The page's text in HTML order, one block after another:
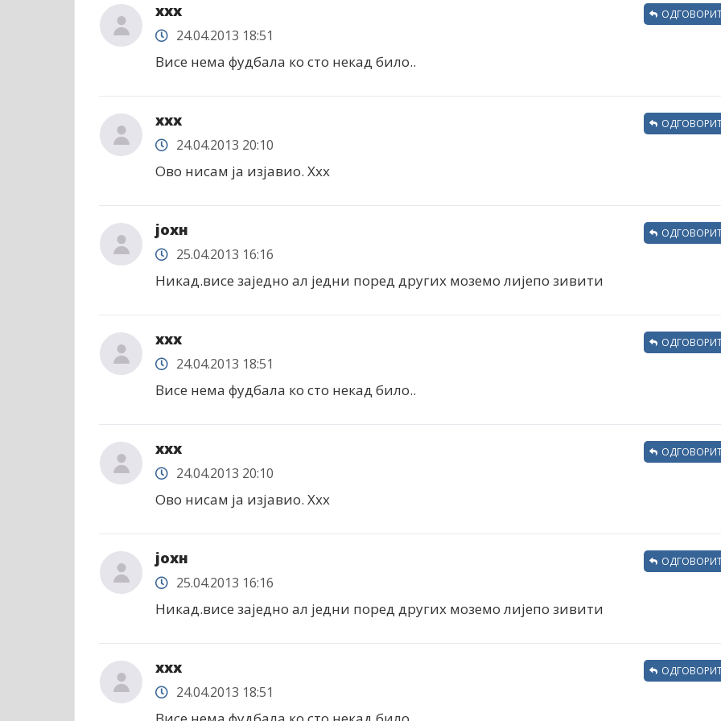
xxx
24.04.2013 18:51
Висе нема фудбала ко сто некад било..
xxx
24.04.2013 20:10
Ово нисам ја изјавио. Xxx
јохн
25.04.2013 16:16
Никад.висе заједно ал једни поред других моземо лијепо зивити
xxx
24.04.2013 18:51
Висе нема фудбала ко сто некад било..
xxx
24.04.2013 20:10
Ово нисам ја изјавио. Xxx
јохн
25.04.2013 16:16
Никад.висе заједно ал једни поред других моземо лијепо зивити
xxx
24.04.2013 18:51